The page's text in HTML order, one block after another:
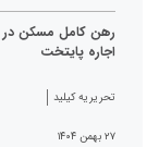
رهن کامل مسکن در
اجاره پایتخت
تحریریه کیلید
۲۷ بهمن ۱۴۰۴